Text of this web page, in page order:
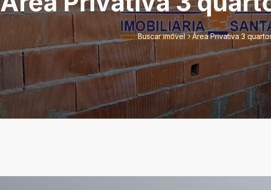
Buscar imóvel Área Privativa 3